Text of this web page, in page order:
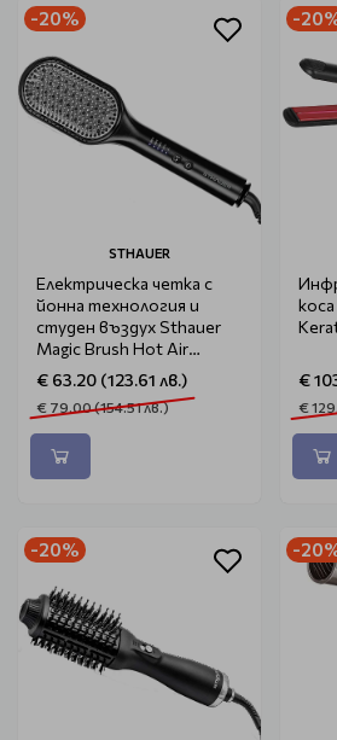
-20%
STHAUER
Електрическа четка с
йонна технология и
студен въздух Sthauer
Magic Brush Hot Air
Styling Brush
€ 63.20 (123.61 лв.)
€ 79.00 (154.51 лв.)
-
€
€
-20% -